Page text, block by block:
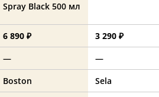
Spray Black 500 мл
6 890 ₽
3 290 ₽
—
—
Boston
Sela